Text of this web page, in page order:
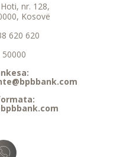
nr. 128,
Kosovë
620 620
50000